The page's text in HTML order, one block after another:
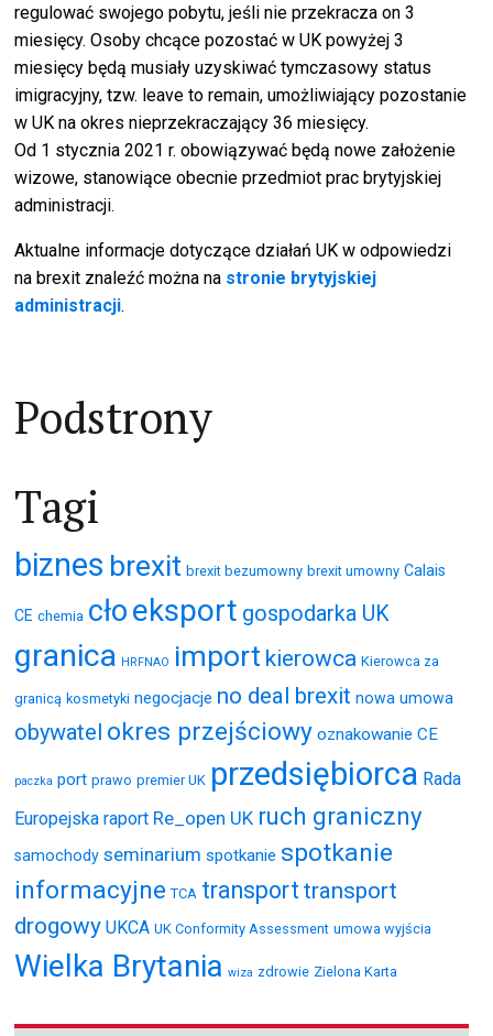
regulować swojego pobytu, jeśli nie przekracza on 3
miesięcy. Osoby chcące pozostać w UK powyżej 3
miesięcy będą musiały uzyskiwać tymczasowy status
imigracyjny, tzw. leave to remain, umożliwiający pozostanie
w UK na okres nieprzekraczający 36 miesięcy.
Od 1 stycznia 2021 r. obowiązywać będą nowe założenie
wizowe, stanowiące obecnie przedmiot prac brytyjskiej
administracji.
Aktualne informacje dotyczące działań UK w odpowiedzi
na brexit znaleźć można na stronie brytyjskiej
administracji.
Podstrony
Tagi
biznes brexit brexit bezumowny brexit umowny Calais
CE chemia cłoeksport gospodarka UK
granica HRFNAO import kierowca Kierowca za
granicą kosmetyki negocjacje no deal brexit nowa umowa
obywatel okres przejściowy oznakowanie CE
paczka port prawo premier UK przedsiębiorca Rada
Europejska raport Re_open UK ruch graniczny
samochody seminarium spotkanie spotkanie
informacyjne TCA transport transport
drogowy UKCA UK Conformity Assessment umowa wyjścia
Wielka Brytania wiza zdrowie Zielona Karta